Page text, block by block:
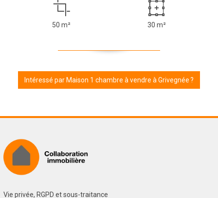
50 m² 30 m²
Intéressé par Maison 1 chambre à vendre à Grivegnée ?
Vie privée, RGPD et sous-traitance